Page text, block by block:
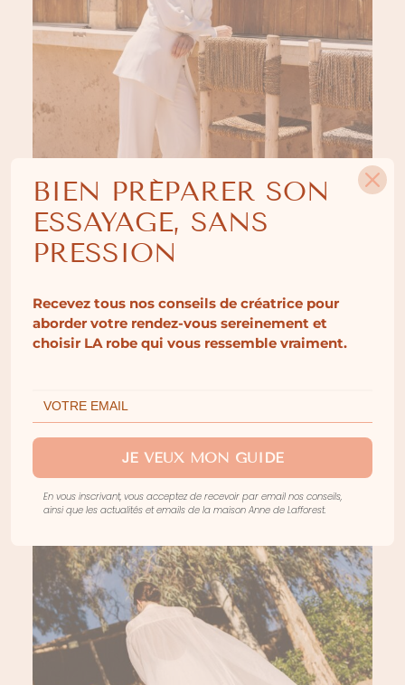
BROOKS
BIEN PRÉPARER SON
ESSAYAGE, SANS
PRESSION
Recevez tous nos conseils de créatrice pour
aborder votre rendez-vous sereinement et
choisir LA robe qui vous ressemble vraiment.
JE VEUX MON GUIDE
En vous inscrivant, vous acceptez de recevoir par email nos conseils,
ainsi que les actualités et emails de la maison Anne de Lafforest.